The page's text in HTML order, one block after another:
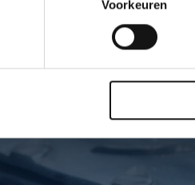
Voorkeuren